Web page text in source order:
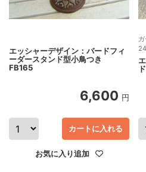
エッシャーデザイン：バードフィ
ーダースタンド型小鳥つき
FB165
6,600 円
カートに入れる
お気に入り追加